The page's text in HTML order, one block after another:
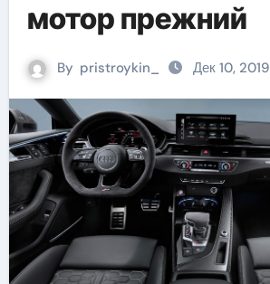
мотор прежний
By pristroykin_ Дек 10, 2019